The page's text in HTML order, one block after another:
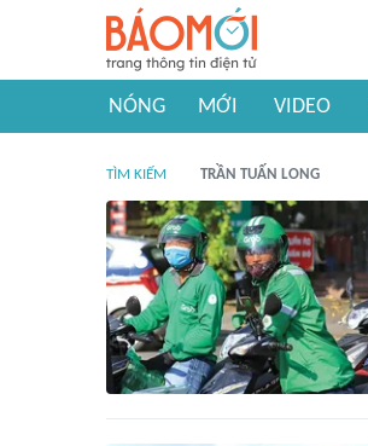
NÓNG MỚI VIDEO
TÌM KIẾM TRẦN TUẤN LONG